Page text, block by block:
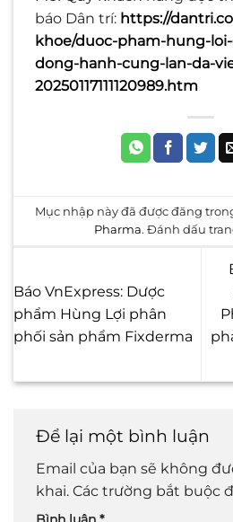
báo Dân trí: https://
khoe/duoc-pham-hung-
dong-hanh-cung-lan-da-
20250117111120989.htm
Mục nhập này đã được đăng
Pharma. Đánh dấu
Báo VnExpress: Dược
phẩm Hùng Lợi phân
phối sản phẩm Fixderma
Để lại một bình luận
Email của bạn sẽ không
khai. Các trường bắt buộc